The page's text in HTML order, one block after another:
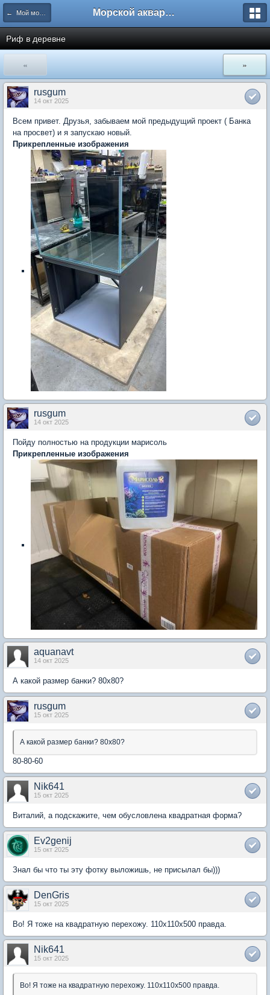
← Мой морской аквариум Морской аквариум. Форумы ReefCentral.ru
Риф в деревне
« »
rusgum
14 окт 2025
Всем привет. Друзья, забываем мой предыдущий проект ( Банка
на просвет) и я запускаю новый.
Прикрепленные изображения
rusgum
14 окт 2025
Пойду полностью на продукции марисоль
Прикрепленные изображения
aquanavt
14 окт 2025
А какой размер банки? 80x80?
rusgum
15 окт 2025
А какой размер банки? 80x80?
80-80-60
Nik641
15 окт 2025
Виталий, а подскажите, чем обусловлена квадратная форма?
Ev2genij
15 окт 2025
Знал бы что ты эту фотку выложишь, не присылал бы)))
DenGris
15 окт 2025
Во! Я тоже на квадратную перехожу. 110х110х500 правда.
Nik641
15 окт 2025
Во! Я тоже на квадратную перехожу. 110х110х500 правда.